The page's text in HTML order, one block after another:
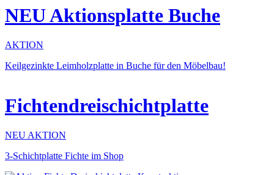
NEU Aktionsplatte Buche
AKTION
Keilgezinkte Leimholzplatte in Buche für den Möbelbau!
Fichtendreischichtplatte
NEU AKTION
3-Schichtplatte Fichte im Shop